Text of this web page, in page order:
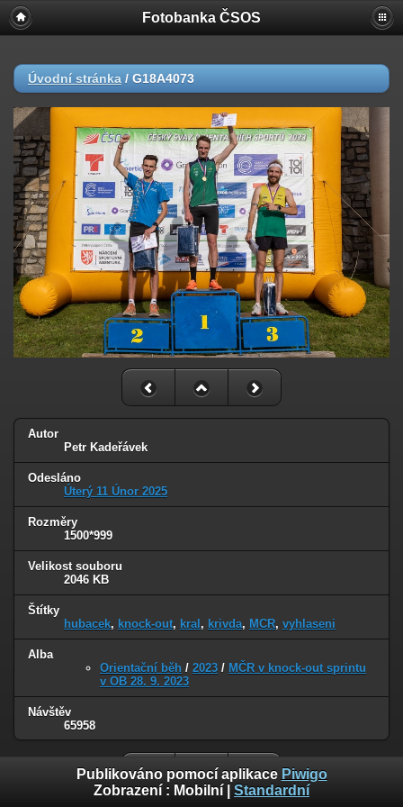
Fotobanka ČSOS
Úvodní stránka / G18A4073
Autor
Petr Kadeřávek
Odesláno
Úterý 11 Únor 2025
Rozměry
1500*999
Velikost souboru
2046 KB
Štítky
hubacek, knock-out, kral, krivda, MCR, vyhlaseni
Alba
Orientační běh / 2023 / MČR v knock-out sprintu
v OB 28. 9. 2023
Návštěv
65958
Publikováno pomocí aplikace Piwigo
Zobrazení : Mobilní Standardní